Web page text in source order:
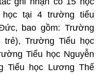
tại 4 trường tiểu
bao gồm: Trường
Trường Tiểu học
Tiểu học Nguyễn
Tiểu học Lương Thế